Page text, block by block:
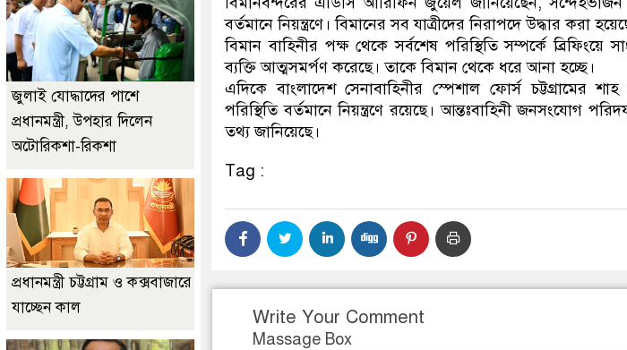
বর্তমানে নিয়ন্ত্রণে। বিমানের সব যাত্রীদের নিরাপদে উদ্ধার করা
বিমান বাহিনীর পক্ষ থেকে সর্বশেষ পরিস্থিতি সম্পর্কে
ব্যক্তি আত্মসমর্পণ করেছে। তাকে বিমান থেকে ধরে আনা হচ্ছে।
এদিকে বাংলাদেশ সেনাবাহিনীর স্পেশাল ফোর্স চট্টগ্রামের
পরিস্থিতি বর্তমানে নিয়ন্ত্রণে রয়েছে। আন্তঃবাহিনী জনসংযোগ
তথ্য জানিয়েছে।
Tag :
Write Your Comment
Massage Box
জুলাই যোদ্ধাদের পাশে
প্রধানমন্ত্রী, উপহার দিলেন
অটোরিকশা-রিকশা
প্রধানমন্ত্রী চট্টগ্রাম ও কক্সবাজারে
যাচ্ছেন কাল